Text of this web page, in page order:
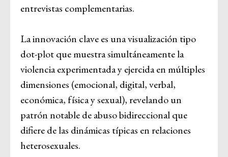
entrevistas complementarias.
La innovación clave es una visualización tipo
dot-plot que muestra simultáneamente la
violencia experimentada y ejercida en múltiples
dimensiones (emocional, digital, verbal,
económica, física y sexual), revelando un
patrón notable de abuso bidireccional que
difiere de las dinámicas típicas en relaciones
heterosexuales.